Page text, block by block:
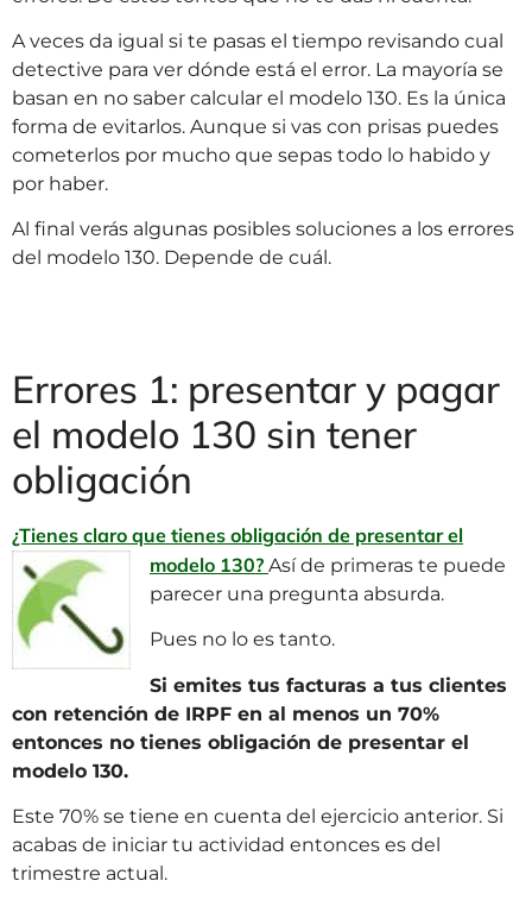
A veces da igual si te pasas el tiempo revisando cual
detective para ver dónde está el error. La mayoría se
basan en no saber calcular el modelo 130. Es la única
forma de evitarlos. Aunque si vas con prisas puedes
cometerlos por mucho que sepas todo lo habido y
por haber.
Al final verás algunas posibles soluciones a los errores
del modelo 130. Depende de cuál.
Errores 1: presentar y pagar
el modelo 130 sin tener
obligación
¿Tienes claro que tienes obligación de presentar el
modelo 130? Así de primeras te puede
parecer una pregunta absurda.
Pues no lo es tanto.
Si emites tus facturas a tus clientes
con retención de IRPF en al menos un 70%
entonces no tienes obligación de presentar el
modelo 130.
Este 70% se tiene en cuenta del ejercicio anterior. Si
acabas de iniciar tu actividad entonces es del
trimestre actual.